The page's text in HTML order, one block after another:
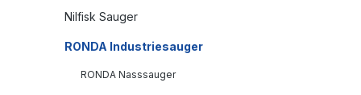
Nilfisk Sauger
RONDA Industriesauger
RONDA Nasssauger